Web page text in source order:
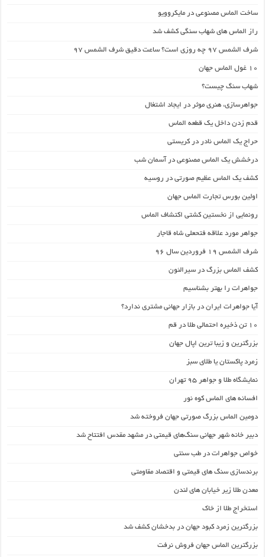
ساخت الماس مصنوعی در مایکروویو
راز الماس های شهاب سنگی کشف شد
شرف الشمس ۹۷ چه روزی است؟ ساعت دقیق شرف الشمس ۹۷
۱۰ غول الماس جهان
شهاب سنگ چیست؟
جواهرسازی، هنری موثر در ایجاد اشتغال
قدم زدن داخل یک قطعه الماس
حراج یک الماس نادر در کریستی
درخشش یک الماس مصنوعی در آسمان شب
کشف یک الماس عظیم صورتی در روسیه
اولین بورس تجارت الماس جهان
رونمایی از نخستین کشتی اکتشاف الماس
جواهر مورد علاقه فتحعلی شاه قاجار
شرف الشمس ۱۹ فروردین سال 96
کشف الماس بزرگ در سیرالئون
جواهرات را بهتر بشناسیم
آیا جواهرات ایران در بازار جهانی مشتری ندارد؟
۱۰ تن ذخیره احتمالی طلا در قم
بزرگترین و زیبا ترین اپال جهان
زمرد پاکستان یا طلای سبز
نمایشگاه طلا و جواهر 95 تهران
افسانه های الماس کوه نور
دومین الماس بزرگ صورتی جهان فروخته شد
دبیر خانه شهر جهانی سنگ‌های قیمتی در مشهد مقدس افتتاح شد
خواص جواهرات در طب سنتی
برندسازی سنگ های قیمتی و اقتصاد مقاومتی
معدن طلا زیر خیابان های لندن
استخراج طلا از خاک
بزرگترین زمرد کبود جهان در بدخشان کشف شد
بزرگترین الماس جهان فروش نرفت